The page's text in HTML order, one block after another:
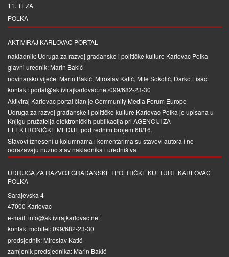
11. TEZA
POLKA
AKTIVIRAJ KARLOVAC PORTAL
nakladnik: Udruga za razvoj građanske i političke kulture Karlovac Polka
glavni urednik: Marin Bakić
novinarsko vijeće: Marin Bakić, Miroslav Katić, Mile Sokolić, Darko Lisac
kontakt: portal@aktivirajkarlovac.net/099/682-23-30
Aktiviraj Karlovac portal član je Community Media Forum Europe
Udruga za razvoj građanske i političke kulture Karlovac Polka je upisana u
Knjigu pružatelja elektroničkih publikacija pri AGENCIJI ZA
ELEKTRONIČKE MEDIJEpod rednim brojem 68/16.
Stavovi izneseni u kolumnama i komentarima su stavovi autora i ne
odražavaju nužno stav nakladnika i uredništva
UDRUGA ZA RAZVOJ GRAĐANSKE I POLITIČKE KULTURE KARLOVAC
POLKA
Sarajevska 4
47000 Karlovac
e-mail: info@aktivirajkarlovac.net
kontakt mobitel: 099/682-23-30
predsjednik: Miroslav Katić
zamjenik predsjednika: Marin Bakić